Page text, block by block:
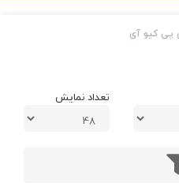
کیو آی
تعداد نمایش